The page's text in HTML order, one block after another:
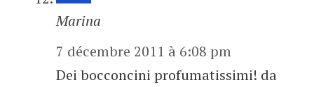
Marina
7 décembre 2011 à 6:08 pm
Dei bocconcini profumatissimi! da